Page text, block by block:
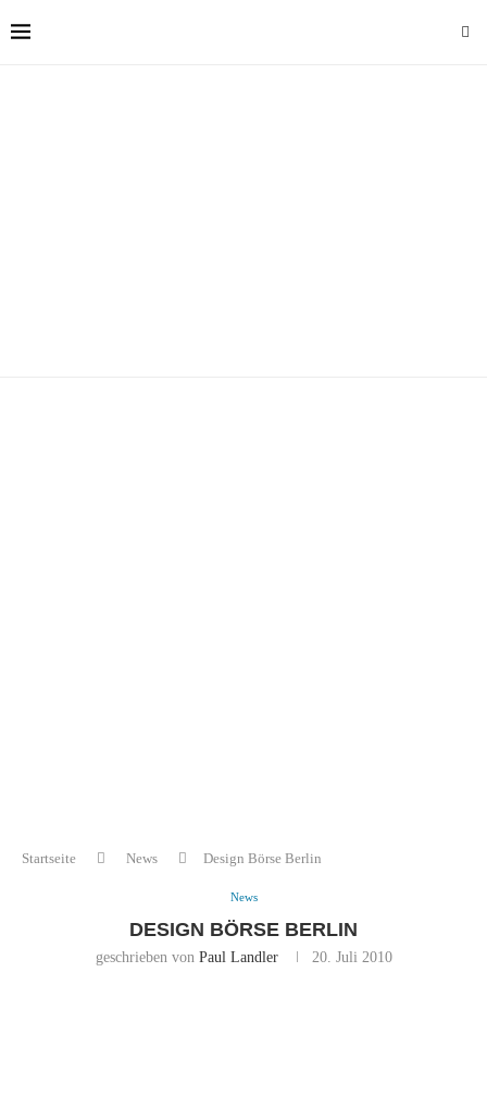
Startseite News Design Börse Berlin
News
DESIGN BÖRSE BERLIN
geschrieben von Paul Landler 20. Juli 2010